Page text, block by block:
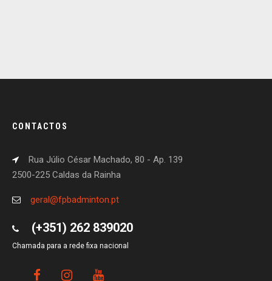
CONTACTOS
Rua Júlio César Machado, 80 - Ap. 139
2500-225 Caldas da Rainha
geral@fpbadminton.pt
(+351) 262 839020
Chamada para a rede fixa nacional